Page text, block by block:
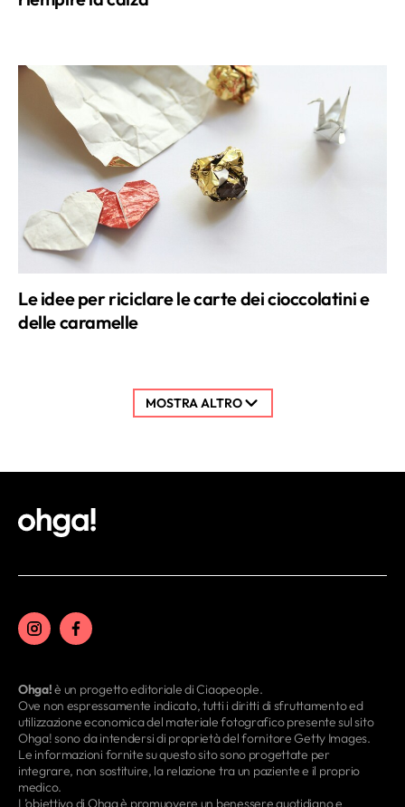
Le idee per riciclare le carte dei cioccolatini e
delle caramelle
MOSTRA ALTRO
Ohga!è un progetto editoriale di Ciaopeople.
Ove non espressamente indicato, tutti i diritti di sfruttamento ed
utilizzazione economica del materiale fotografico presente sul sito
Ohga! sono da intendersi di proprietà del fornitore Getty Images.
Le informazioni fornite su questo sito sono progettate per
integrare, non sostituire, la relazione tra un paziente e il proprio
medico.
L’obiettivo di Ohga è promuovere un benessere quotidiano e